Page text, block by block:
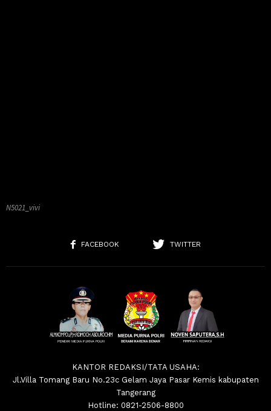
N5021_vivi
FACEBOOK TWITTER
KANTOR REDAKSI/TATA USAHA:
Jl.Villa Tomang Baru No.23c Gelam Jaya Pasar Kemis kabupaten
Tangerang
Hotline: 0821-2506-8800